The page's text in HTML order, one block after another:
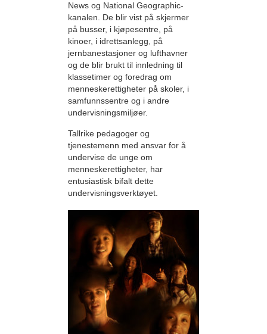
News og National Geographic-
kanalen. De blir vist på skjermer
på busser, i kjøpesentre, på
kinoer, i idrettsanlegg, på
jernbanestasjoner og lufthavner
og de blir brukt til innledning til
klassetimer og foredrag om
menneskerettigheter på skoler, i
samfunnssentre og i andre
undervisningsmiljøer.
Tallrike pedagoger og
tjenestemenn med ansvar for å
undervise de unge om
menneskerettigheter, har
entusiastisk bifalt dette
undervisningsverktøyet.